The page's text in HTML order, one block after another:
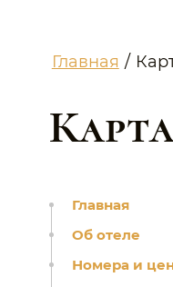
Главная /
Главная
Об отеле
Номера и